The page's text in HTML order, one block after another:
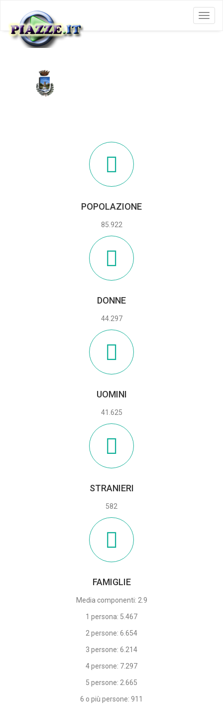
Menu
POPOLAZIONE
85.922
DONNE
44.297
UOMINI
41.625
STRANIERI
582
FAMIGLIE
Media componenti: 2.9
1 persona: 5.467
2 persone: 6.654
3 persone: 6.214
4 persone: 7.297
5 persone: 2.665
6 o più persone: 911